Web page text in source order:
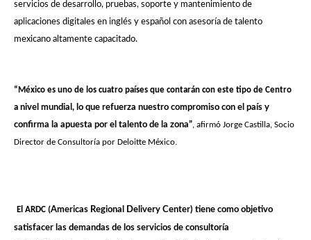
servicios de desarrollo, pruebas, soporte y mantenimiento de
aplicaciones digitales en inglés y español con asesoría de talento
mexicano altamente capacitado.
“México es uno de los cuatro países que contarán con este tipo de Centro
a nivel mundial, lo que refuerza nuestro compromiso con el país y
confirma la apuesta por el talento de la zona”, afirmó Jorge Castilla, Socio
Director de Consultoría por Deloitte México.
El ARDC (Americas Regional Delivery Center) tiene como objetivo
satisfacer las demandas de los servicios de consultoría